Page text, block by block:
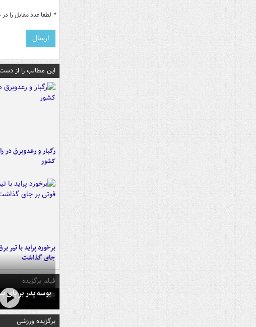
* لطفا عدد مقابل را
این مطالب را از
رگبار و رعدوبرق در
کشور
جای گذاشت
فیلم برگزیده
بوسه‌ پدر بر
برگزیده ورزشی